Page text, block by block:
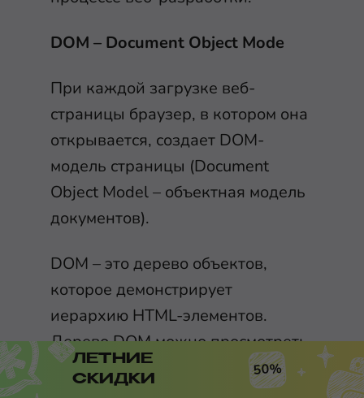
DOM – Document Object Mode
При каждой загрузке веб-
страницы браузер, в котором она
открывается, создает DOM-
модель страницы (Document
Object Model – объектная модель
документов).
DOM – это дерево объектов,
которое демонстрирует
иерархию HTML-элементов.
Дерево DOM можно просмотреть
через панель Inspector в Firefox
или панель Elements в Chrome.
ЛЕТНИЕ
СКИДКИ
50%